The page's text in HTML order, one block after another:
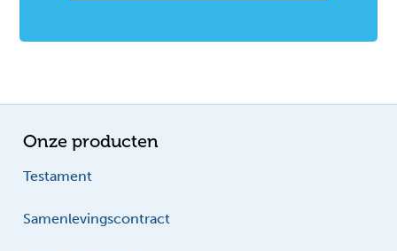
Onze producten
Testament
Samenlevingscontract